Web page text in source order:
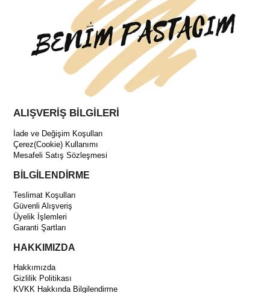
ALIŞVERİŞ BİLGİLERİ
İade ve Değişim Koşulları
Çerez(Cookie) Kullanımı
Mesafeli Satış Sözleşmesi
BİLGİLENDİRME
Teslimat Koşulları
Güvenli Alışveriş
Üyelik İşlemleri
Garanti Şartları
HAKKIMIZDA
Hakkımızda
Gizlilik Politikası
KVKK Hakkında Bilgilendirme